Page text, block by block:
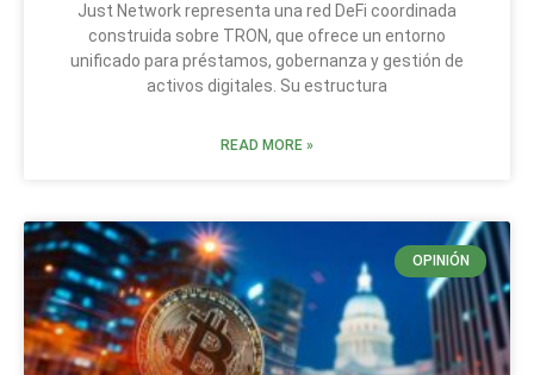
Just Network representa una red DeFi coordinada
construida sobre TRON, que ofrece un entorno
unificado para préstamos, gobernanza y gestión de
activos digitales. Su estructura
READ MORE »
OPINIÓN